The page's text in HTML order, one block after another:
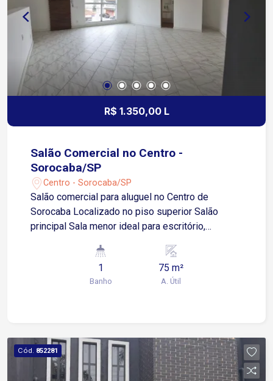
R$ 1.350,00 L
Salão Comercial no Centro -
Sorocaba/SP
Centro - Sorocaba/SP
Salão comercial para aluguel no Centro de
Sorocaba Localizado no piso superior Salão
principal Sala menor ideal para escritório,
Cozinha de apoio Imóvel versátil, indicado para
escritórios, consultórios, estúdios, cursos e
diversas atividades comerciais Situado na região
agências bancárias e serviços essenciais A
apenas 2 minutos da Avenida Dr Afonso
Vergueiro 4 minutos da Avenida General Osório 5
1
Banho
75 m²
A. Útil
Cód. 852281